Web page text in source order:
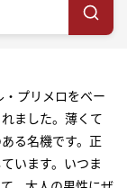
プリメロをベー
ました。薄くて
る名機です。正
います。いつま